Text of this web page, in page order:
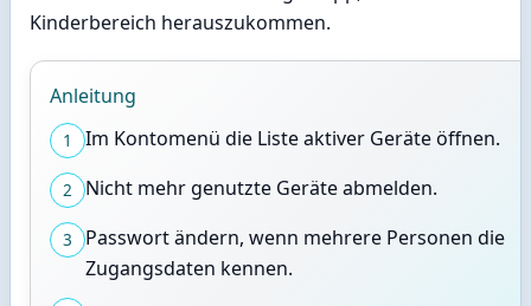
Kinderbereich herauszukommen.
Anleitung
1 Im Kontomenü die Liste aktiver Geräte öffnen.
2 Nicht mehr genutzte Geräte abmelden.
3
Passwort ändern, wenn mehrere Personen die
Zugangsdaten kennen.